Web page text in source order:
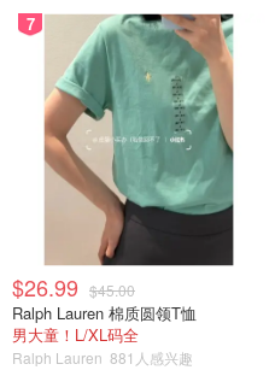
7
$26.99 $45.00
Ralph Lauren 棉质圆领T恤
男大童！L/XL码全
Ralph Lauren 881人感兴趣